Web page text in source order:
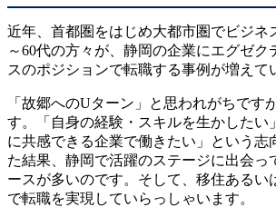
近年、首都圏をはじめ大都市圏でビジネ
～60代の方々が、静岡の企業にエグゼク
スのポジションで転職する事例が増えて
「故郷へのUターン」と思われがちです
す。「自身の経験・スキルを生かしたい
に共感できる企業で働きたい」という志
た結果、静岡で活躍のステージに出会っ
ースが多いのです。そして、移住あるい
で転職を実現していらっしゃいます。